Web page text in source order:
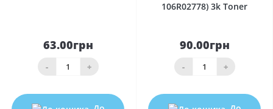
63.00грн
- +
106R02778) 3k Toner
90.00грн
- +